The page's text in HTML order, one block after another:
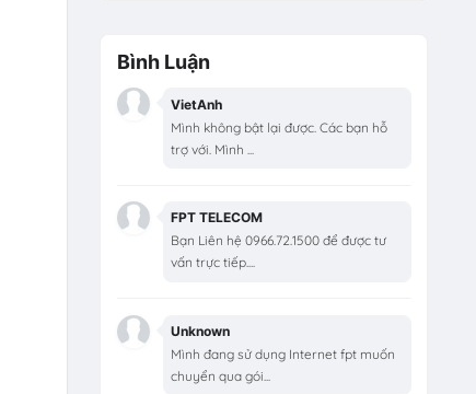
Bình Luận
VietAnh
Mình không bật lại được. Các bạn hỗ
trợ với. Mình ...
FPT TELECOM
Bạn Liên hệ 0966.72.1500 để được tư
vấn trực tiếp....
Unknown
Mình đang sử dụng Internet fpt muốn
chuyển qua gói...